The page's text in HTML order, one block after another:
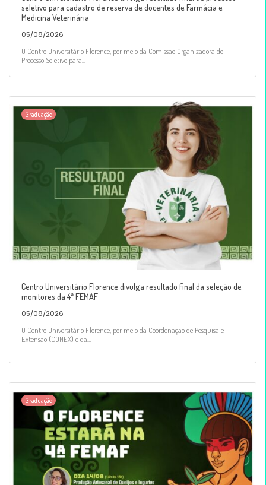
seletivo para cadastro de reserva de docentes de Farmácia e
Medicina Veterinária
05/08/2026
O Centro Universitário Florence, por meio da Comissão Organizadora do
Processo Seletivo para...
Graduação
Centro Universitário Florence divulga resultado final da seleção de
monitores da 4ª FEMAF
05/08/2026
O Centro Universitário Florence, por meio da Coordenação de Pesquisa e
Extensão (CONEX) e da...
Graduação